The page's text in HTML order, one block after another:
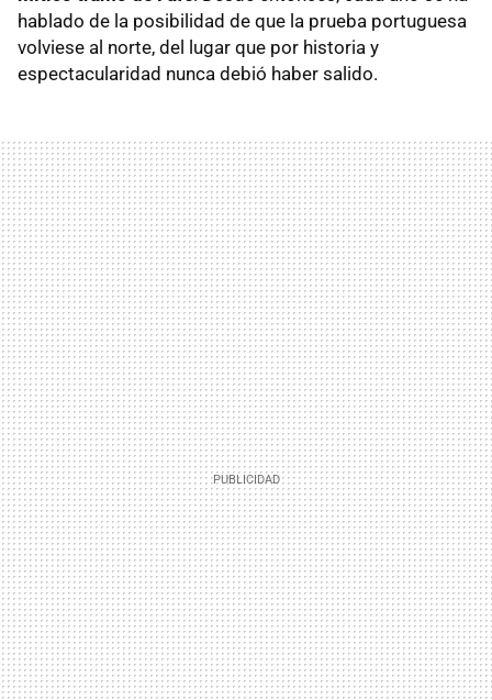
hablado de la posibilidad de que la prueba portuguesa
volviese al norte, del lugar que por historia y
espectacularidad nunca debió haber salido.